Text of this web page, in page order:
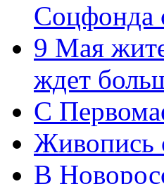
Соцфонда
9 Мая
ждет
C
Живопись
В